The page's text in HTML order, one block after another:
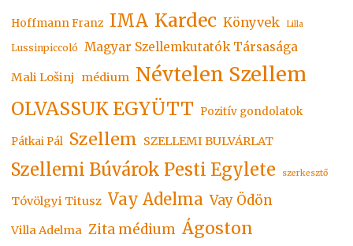
Hoffmann Franz IMA Kardec Könyvek Lilla
Lussinpiccoló Magyar Szellemkutatók Társasága
Mali Lošinj médium Névtelen Szellem
OLVASSUK EGYÜTT Pozitív gondolatok
Pátkai Pál Szellem SZELLEMI BULVÁRLAT
Szellemi Búvárok Pesti Egylete szerkesztő
Tóvölgyi Titusz Vay Adelma Vay Ödön
Villa Adelma Zita médium Ágoston